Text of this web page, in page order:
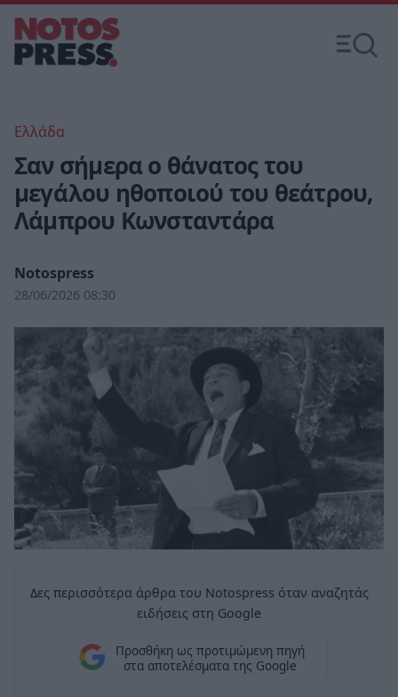
Ελλάδα
Σαν σήμερα ο θάνατος του
μεγάλου ηθοποιού του θεάτρου,
Λάμπρου Κωνσταντάρα
Notospress
28/06/2026 08:30
Δες περισσότερα άρθρα του Notospress όταν αναζητάς
ειδήσεις στη Google
Προσθήκη ως προτιμώμενη πηγή
στα αποτελέσματα της Google